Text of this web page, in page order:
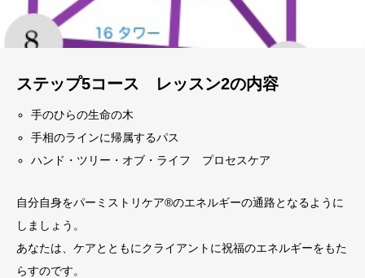
ステップ5コース レッスン2の内容
手のひらの生命の木
手相のラインに帰属するパス
ハンド・ツリー・オブ・ライフ プロセスケア
自分自身をパーミストリケア®︎のエネルギーの通路となるように
しましょう。
あなたは、ケアとともにクライアントに祝福のエネルギーをもた
らすのです。